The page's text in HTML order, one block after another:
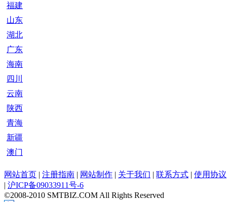
福建
山东
湖北
广东
海南
四川
云南
陕西
青海
新疆
澳门
网站首页 | 注册指南 | 网站制作 | 关于我们 | 联系方式 | 使用协议
| 沪ICP备09033911号-6
©2008-2010 SMTBIZ.COM All Rights Reserved